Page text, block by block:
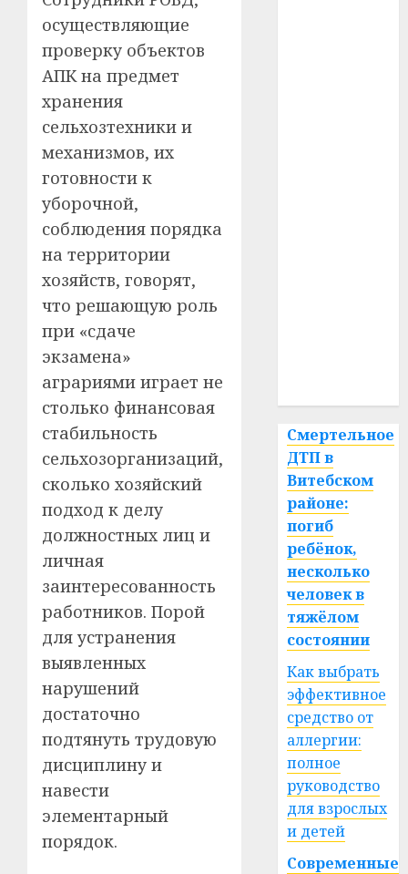
осуществляющие
проверку объектов
АПК на предмет
хранения
сельхозтехники и
механизмов, их
готовности к
уборочной,
соблюдения порядка
на территории
хозяйств, говорят,
что решающую роль
при «сдаче
экзамена»
аграриями играет не
столько финансовая
стабильность
сельхозорганизаций,
сколько хозяйский
подход к делу
должностных лиц и
личная
заинтересованность
работников. Порой
для устранения
выявленных
нарушений
достаточно
подтянуть трудовую
дисциплину и
навести
элементарный
порядок.
Смертельное
ДТП в
Витебском
районе:
погиб
ребёнок,
несколько
человек в
тяжёлом
состоянии
Как выбрать
эффективное
средство от
аллергии:
полное
руководство
для взрослых
и детей
Современные